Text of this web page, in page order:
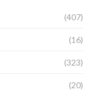
(407)
(16)
(323)
(20)